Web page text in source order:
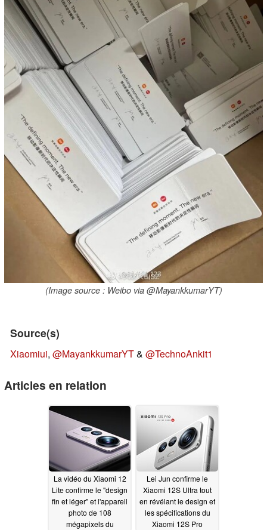
(Image source : Weibo via @MayankkumarYT)
Source(s)
Xiaomiui, @MayankkumarYT& @TechnoAnkit1
Articles en relation
La vidéo du Xiaomi 12
Lite confirme le "design
fin et léger" et l'appareil
photo de 108
mégapixels du
Lei Jun confirme le
Xiaomi 12S Ultra tout
en révélant le design et
les spécifications du
Xiaomi 12S Pro